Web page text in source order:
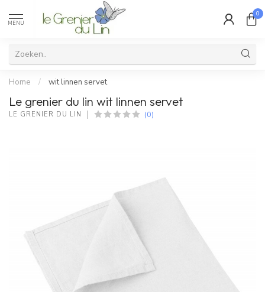
MENU
0
Home / wit linnen servet
Le grenier du lin wit linnen servet
LE GRENIER DU LIN (0)